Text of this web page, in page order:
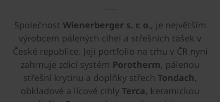
Společnost Wienerberger s. r. o., je největším
výrobcem pálených cihel a střešních tašek v
České republice. Její portfolio na trhu v ČR nyní
zahrnuje zdicí systém Porotherm, pálenou
střešní krytinu a doplňky střech Tondach,
obkladové a lícové cihly Terca, keramickou